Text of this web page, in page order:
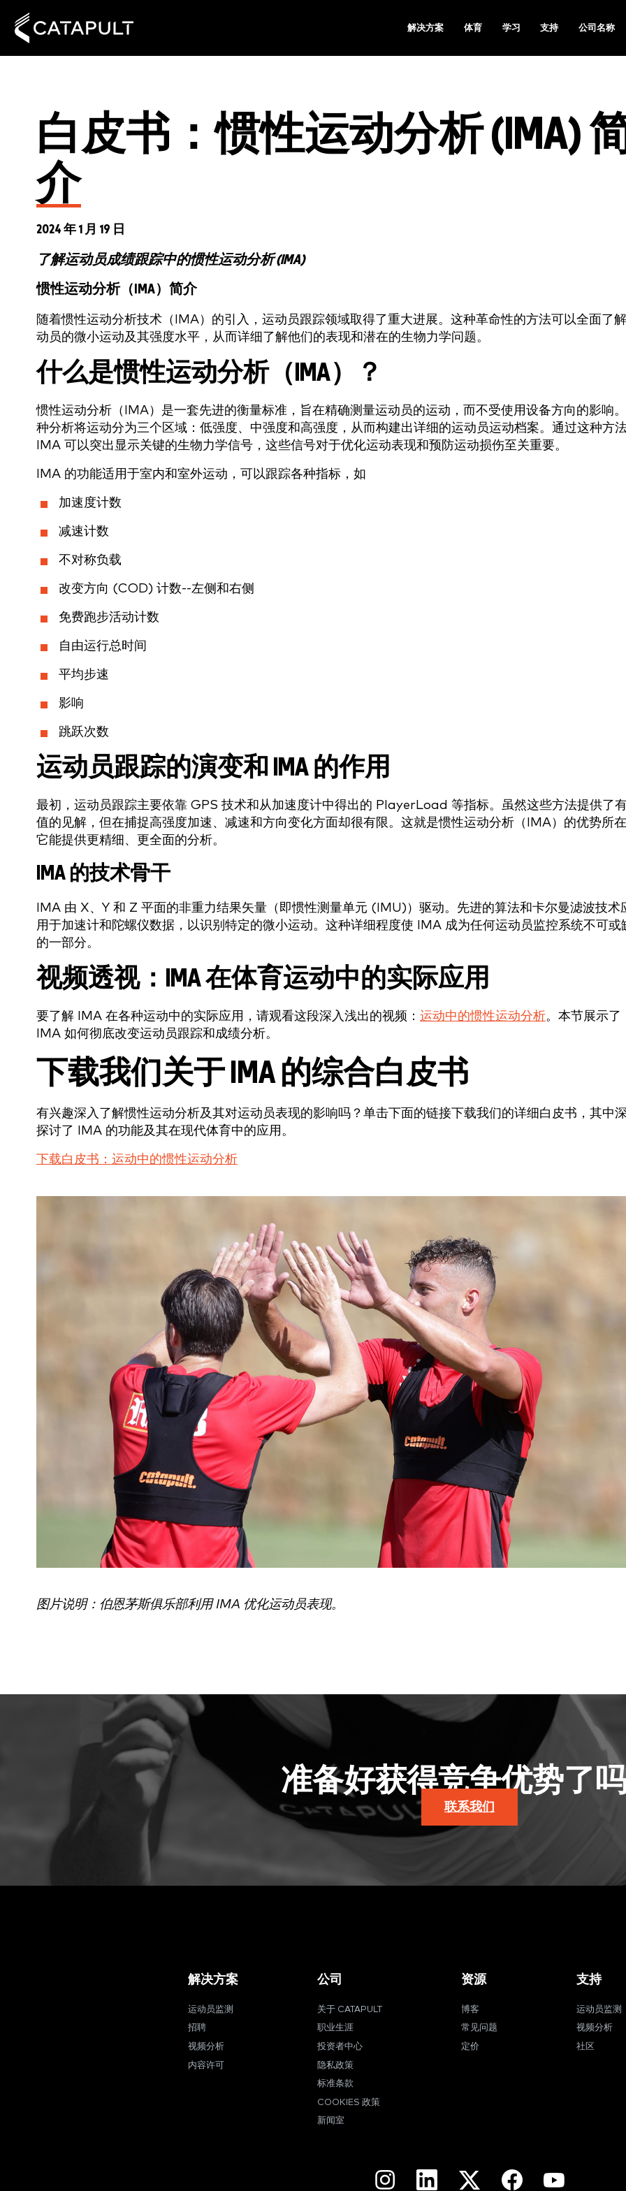
解决方案 体育 学习 支持 公司名称
白皮书：惯性运动分析 (IMA)
介
2024 年 1 月 19 日
了解运动员成绩跟踪中的惯性运动分析 (IMA)
惯性运动分析（IMA）简介
随着惯性运动分析技术（IMA）的引入，运动员跟踪领域取得了重大进展。这种革命性的方法可以全面了
动员的微小运动及其强度水平，从而详细了解他们的表现和潜在的生物力学问题。
什么是惯性运动分析（IMA）？
惯性运动分析（IMA）是一套先进的衡量标准，旨在精确测量运动员的运动，而不受使用设备方向的影响
种分析将运动分为三个区域：低强度、中强度和高强度，从而构建出详细的运动员运动档案。通过这种方
IMA 可以突出显示关键的生物力学信号，这些信号对于优化运动表现和预防运动损伤至关重要。
IMA 的功能适用于室内和室外运动，可以跟踪各种指标，如
加速度计数
减速计数
不对称负载
改变方向 (COD) 计数--左侧和右侧
免费跑步活动计数
自由运行总时间
平均步速
影响
跳跃次数
运动员跟踪的演变和 IMA 的作用
最初，运动员跟踪主要依靠 GPS 技术和从加速度计中得出的 PlayerLoad 等指标。虽然这些方法提供了
值的见解，但在捕捉高强度加速、减速和方向变化方面却很有限。这就是惯性运动分析（IMA）的优势所
它能提供更精细、更全面的分析。
IMA 的技术骨干
IMA 由 X、Y 和 Z 平面的非重力结果矢量（即惯性测量单元 (IMU)）驱动。先进的算法和卡尔曼滤波技术
用于加速计和陀螺仪数据，以识别特定的微小运动。这种详细程度使 IMA 成为任何运动员监控系统不可或
的一部分。
视频透视：IMA 在体育运动中的实际应用
要了解 IMA 在各种运动中的实际应用，请观看这段深入浅出的视频： 运动中的惯性运动分析。本节展示了
IMA 如何彻底改变运动员跟踪和成绩分析。
下载我们关于 IMA 的综合白皮书
有兴趣深入了解惯性运动分析及其对运动员表现的影响吗？单击下面的链接下载我们的详细白皮书，其中
探讨了 IMA 的功能及其在现代体育中的应用。
下载白皮书：运动中的惯性运动分析
图片说明：伯恩茅斯俱乐部利用 IMA 优化运动员表现。
准备好获得竞争优势了
联系我们
解决方案
运动员监测
招聘
视频分析
内容许可
公司
关于 CATAPULT
职业生涯
投资者中心
隐私政策
标准条款
COOKIES 政策
新闻室
资源
博客
常见问题
定价
支持
运动员监测
视频分析
社区